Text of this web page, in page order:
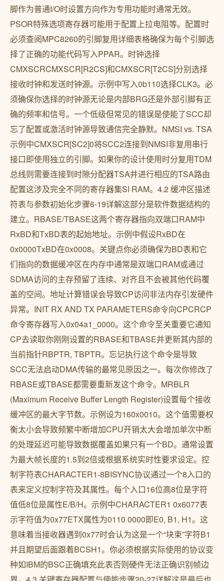
脚作为普通I/O时设置方向作为专用功能时通常无效。
PSOR特殊选项寄存器可能用于配置上拉电阻等。配置时
必须查阅MPC8260的引脚复用详细表格确保为每个引脚选
择了正确的功能代码写入PPAR。时钟选择
CMXSCRCMXSCR[R2CS]和CMXSCR[T2CS]分别选择
接收时钟和发送时钟源。示例中写入0b110选择CLK3。必
须确保你选择的时钟源无论是内部BRG还是外部引脚有正
确的频率和信号。一个低级但常见的错误是使能了SCC却
忘了配置或激活时钟源导致通信完全静默。NMSI vs. TSA
示例中CMXSCR[SC2]0将SCC2连接到NMSI非复用串行
接口即使用独立的引脚。如果你的设计使用时分复用TDM
总线则需要连接到时隙分配器TSA并进行相应的TSA路由
配置这涉及完全不同的寄存器集SI RAM。4.2 缓冲区描述
符表与参数初始化步骤6-19详解这部分是软件数据结构的
建立。RBASE/TBASE这两个寄存器指向双端口RAM中
RxBD和TxBD表的起始地址。示例中假设RxBD在
0x0000TxBD在0x0008。关键点你必须确保为BD表和它
们指向的数据缓冲区在内存中通常是双端口RAM或通过
SDMA访问的主存预留了连续、对齐且不会被其他代码覆
盖的空间。地址计算错误会导致CP访问非法内存引发硬件
异常。INIT RX AND TX PARAMETERS命令向CPCRCP
命令寄存器写入0x04a1_0000。这个命令至关重要它通知
CP去读取你刚刚设置的RBASE和TBASE并更新其内部的
当前指针RBPTR, TBPTR。忘记执行这个命令是导致
SCC无法启动DMA传输的最常见原因之一。每次你修改了
RBASE或TBASE都需要重新发这个命令。MRBLR
(Maximum Receive Buffer Length Register)设置每个接收
缓冲区的最大字节数。示例设为160x0010。这个值需要权
衡太小会导致频繁中断增加CPU开销太大会增加单次中断
的处理延迟可能导致数据覆盖如果只有一个BD。通常设置
为最大帧长度的1.5到2倍或根据系统实时性要求设定。控
制字符表CHARACTER1-8BISYNC协议通过一个8入口的
表来定义控制字符及其属性。每个入口16位高8位是字符
值低8位是属性E/B/H。示例中CHARACTER1 0x6077表
示字符值为0x77ETX属性为0110 0000即E0, B1, H1。这
意味着当接收器遇到0x77时会认为这是一个“块束”字符B1
并且期望后面跟着BCSH1。你必须根据实际使用的协议变
种如IBM的BSC正确填充此表否则硬件无法正确识别帧边